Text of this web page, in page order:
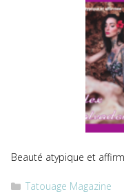
Beauté atypique et
Catégories
Tatouage Magazine